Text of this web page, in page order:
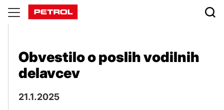
Objave
Obvestilo o poslih vodilnih
delavcev
21.1.2025